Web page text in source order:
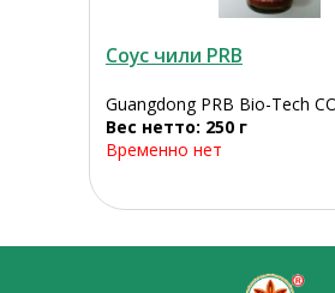
Соус чили PRB
Guangdong PRB Bio-Tech
Вес нетто: 250 г
Временно нет